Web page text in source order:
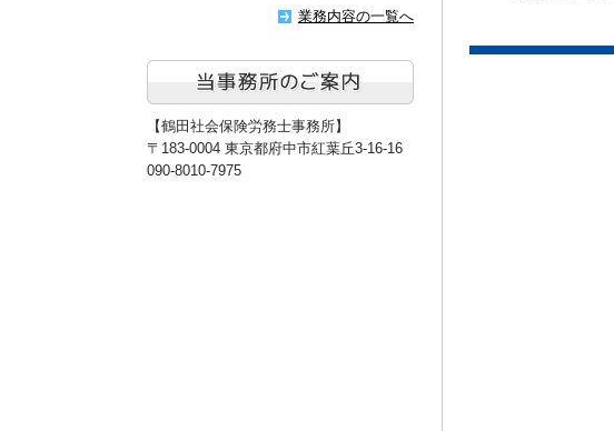
業務内容の一覧へ
【鶴田社会保険労務士事務所】
〒183-0004 東京都府中市紅葉丘3-16-16
090-8010-7975